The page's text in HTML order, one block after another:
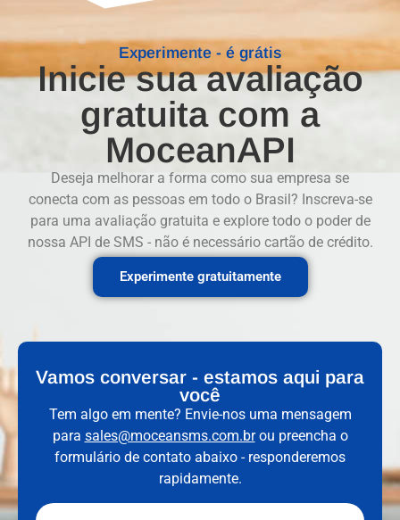
Experimente - é grátis
Inicie sua avaliação
gratuita com a
MoceanAPI
Deseja melhorar a forma como sua empresa se
conecta com as pessoas em todo o Brasil? Inscreva-se
para uma avaliação gratuita e explore todo o poder de
nossa API de SMS - não é necessário cartão de crédito.
Experimente gratuitamente
Vamos conversar - estamos aqui para
você
Tem algo em mente? Envie-nos uma mensagem
para sales@moceansms.com.brou preencha o
formulário de contato abaixo - responderemos
rapidamente.